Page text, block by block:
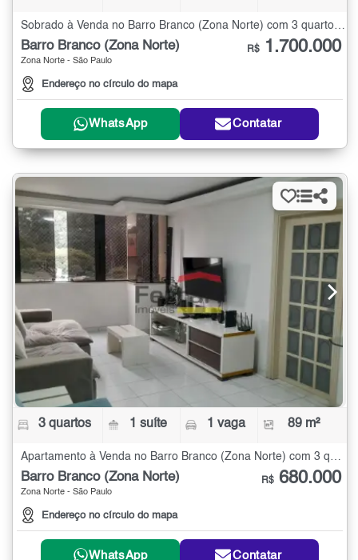
Barro Branco (Zona Norte)
Zona Norte - São Paulo
Endereço no círculo do mapa
R$ 1.700.000
WhatsApp Contatar
3 quartos 1 suíte 1 vaga 89 m²
Barro Branco (Zona Norte)
Zona Norte - São Paulo
Endereço no círculo do mapa
R$ 680.000
WhatsApp Contatar